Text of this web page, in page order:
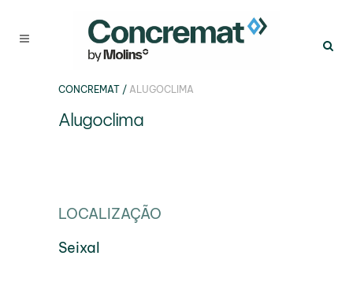
CONCREMAT / ALUGOCLIMA
Alugoclima
LOCALIZAÇÃO
Seixal